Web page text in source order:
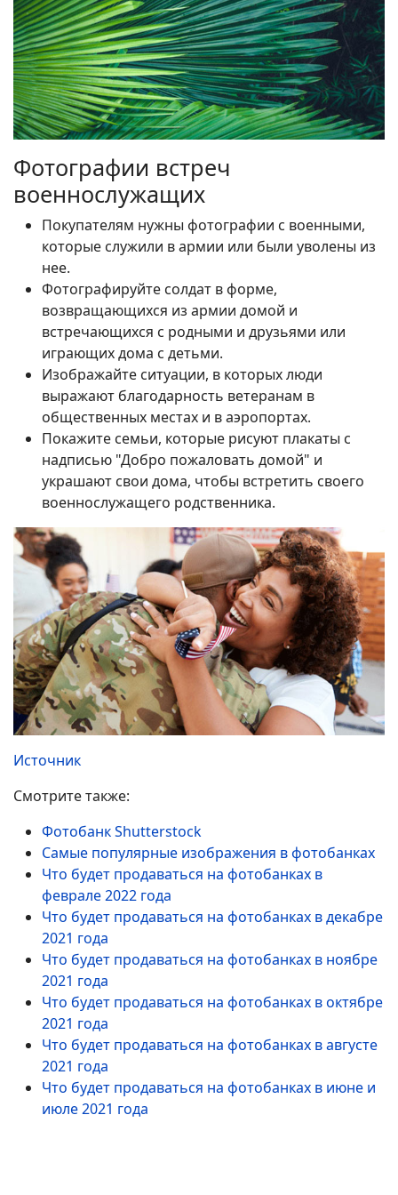
Фотографии встреч
военнослужащих
Покупателям нужны фотографии с военными,
которые служили в армии или были уволены из
нее.
Фотографируйте солдат в форме,
возвращающихся из армии домой и
встречающихся с родными и друзьями или
играющих дома с детьми.
Изображайте ситуации, в которых люди
выражают благодарность ветеранам в
общественных местах и в аэропортах.
Покажите семьи, которые рисуют плакаты с
надписью "Добро пожаловать домой" и
украшают свои дома, чтобы встретить своего
военнослужащего родственника.
Источник
Смотрите также:
Фотобанк Shutterstock
Самые популярные изображения в фотобанках
Что будет продаваться на фотобанках в
феврале 2022 года
Что будет продаваться на фотобанках в декабре
2021 года
Что будет продаваться на фотобанках в ноябре
2021 года
Что будет продаваться на фотобанках в октябре
2021 года
Что будет продаваться на фотобанках в августе
2021 года
Что будет продаваться на фотобанках в июне и
июле 2021 года